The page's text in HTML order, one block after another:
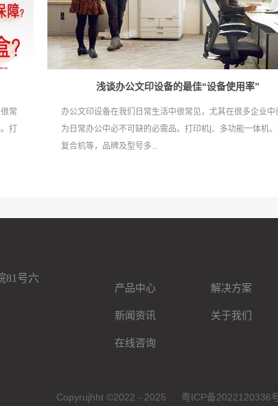
常
打
浅谈办公文印设备的最佳“设备使用率”
办公文印设备在我们日常生活中很常见，尤其在很多企业中
为日常办公中必不可缺的必需品。打印机[、多功能一体机
复合机等，品牌及型号多...
81号六
产品中心 解决方案
新闻资讯 关于我们
在线咨询
Copyrujhht ©2022 - 2025 粤ICP备2022120336